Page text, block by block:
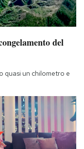
del
quasi un chilometro e